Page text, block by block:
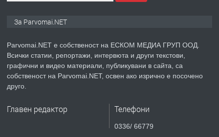
преди 1 година
ПРЕДЛАГА Уроци по Математика
За Parvomai.NET
Parvomai.NET е собственост на ЕСКОМ МЕДИА ГРУП ООД.
Всички статии, репортажи, интервюта и други текстови,
графични и видео материали, публикувани в сайта, са
собственост на Parvomai.NET, освен ако изрично е посочено
друго.
Главен редактор Телефони
0336/ 66779